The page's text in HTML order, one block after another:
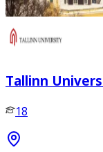
Tallinn
18